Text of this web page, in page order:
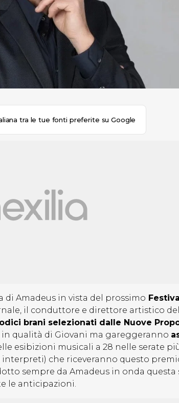
tra le tue fonti preferite su Google
di Amadeus in vista del prossimo
il conduttore e direttore artistico
brani selezionati dalle Nuove
qualità di Giovani ma gareggeranno
esibizioni musicali a 28 nelle serate
che riceveranno questo
sempre da Amadeus in onda questa
le anticipazioni.